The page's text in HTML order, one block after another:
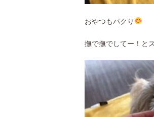
おやつもパクり
撫で撫でしてー！と